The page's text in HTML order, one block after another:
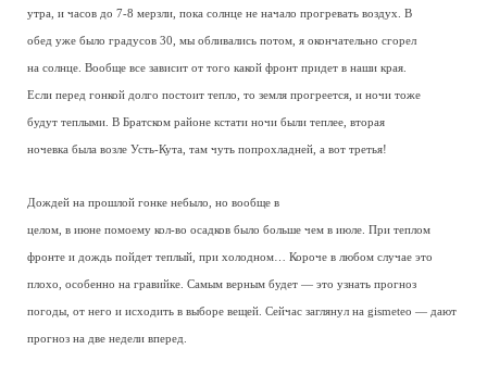
утра, и часов до 7-8 мерзли, пока солнце не начало прогревать воздух. В
обед уже было градусов 30, мы обливались потом, я окончательно сгорел
на солнце. Вообще все зависит от того какой фронт придет в наши края.
Если перед гонкой долго постоит тепло, то земля прогреется, и ночи тоже
будут теплыми. В Братском районе кстати ночи были теплее, вторая
ночевка была возле Усть-Кута, там чуть попрохладней, а вот третья!
Дождей на прошлой гонке небыло, но вообще в
целом, в июне помоему кол-во осадков было больше чем в июле. При теплом
фронте и дождь пойдет теплый, при холодном… Короче в любом случае это
плохо, особенно на гравийке. Самым верным будет — это узнать прогноз
погоды, от него и исходить в выборе вещей. Сейчас заглянул на gismeteo — дают
прогноз на две недели вперед.